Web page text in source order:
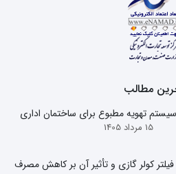
مطالب
تهویه مطبوع برای ساختمان اداری
15 مرداد 1405
کولر گازی و تأثیر آن بر کاهش مصرف